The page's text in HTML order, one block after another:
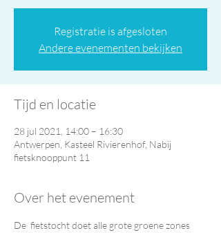
Registratie is afgesloten
Andere evenementen bekijken
Tijd en locatie
28 jul 2021, 14:00 – 16:30
Antwerpen, Kasteel Rivierenhof, Nabij
fietsknooppunt 11
Over het evenement
De  fietstocht doet alle grote groene zones